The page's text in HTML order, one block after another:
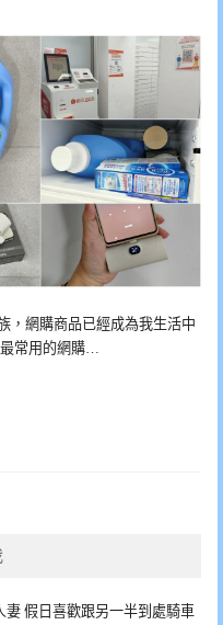
，網購商品已經成為我生活中
常用的網購…
妻 假日喜歡跟另一半到處騎車